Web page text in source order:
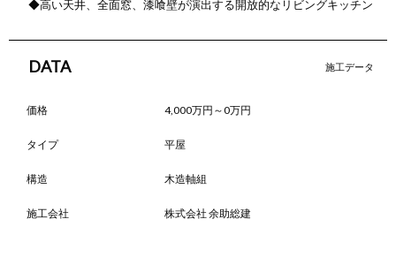
◆高い天井、全面窓、漆喰壁が演出する開放的なリビングキッチン
DATA 施工データ
価格 4,000万円～0万円
タイプ 平屋
構造 木造軸組
施工会社 株式会社 余助総建